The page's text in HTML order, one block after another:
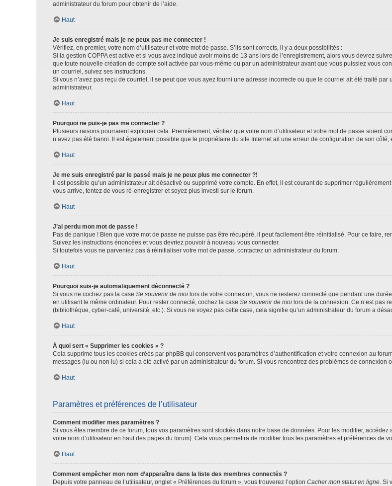
administrateur du forum pour obtenir de l’aide.
Haut
Je suis enregistré mais je ne peux pas me connecter !
Vérifiez, en premier, votre nom d’utilisateur et votre mot de passe. S’ils sont corrects, il y a deux possibilités :
Si la gestion COPPA est active et si vous avez indiqué avoir moins de 13 ans lors de l’enregistrement, alors vous devrez
que toute nouvelle création de compte soit activée par vous-même ou par un administrateur avant que vous puissiez vous
un courriel, suivez ses instructions.
Si vous n’avez pas reçu de courriel, il se peut que vous ayez fourni une adresse incorrecte ou que le courriel ait été traité
administrateur.
Haut
Pourquoi ne puis-je pas me connecter ?
Plusieurs raisons pourraient expliquer cela. Premièrement, vérifiez que votre nom d’utilisateur et votre mot de passe soient
n’avez pas été banni. Il est également possible que le propriétaire du site Internet ait une erreur de configuration de son côté,
Haut
Je me suis enregistré par le passé mais je ne peux plus me connecter ?!
Il est possible qu’un administrateur ait désactivé ou supprimé votre compte. En effet, il est courant de supprimer
vous arrive, tentez de vous ré-enregistrer et soyez plus investi sur le forum.
Haut
J’ai perdu mon mot de passe !
Pas de panique ! Bien que votre mot de passe ne puisse pas être récupéré, il peut facilement être réinitialisé. Pour ce faire,
Suivez les instructions énoncées et vous devriez pouvoir à nouveau vous connecter.
Si toutefois vous ne parveniez pas à réinitialiser votre mot de passe, contactez un administrateur du forum.
Haut
Pourquoi suis-je automatiquement déconnecté ?
Si vous ne cochez pas la case Se souvenir de moi lors de votre connexion, vous ne resterez connecté que pendant une
en utilisant le même ordinateur. Pour rester connecté, cochez la case Se souvenir de moi lors de la connexion. Ce n’est pas
(bibliothèque, cyber-café, université, etc.). Si vous ne voyez pas cette case, cela signifie qu’un administrateur du forum a
Haut
À quoi sert « Supprimer les cookies » ?
Cela supprime tous les cookies créés par phpBB qui conservent vos paramètres d’authentification et votre connexion au
messages (lu ou non lu) si cela a été activé par un administrateur du forum. Si vous rencontrez des problèmes de
Haut
Paramètres et préférences de l’utilisateur
Comment modifier mes paramètres ?
Si vous êtes membre de ce forum, tous vos paramètres sont stockés dans notre base de données. Pour les modifier, accédez
votre nom d’utilisateur en haut des pages du forum). Cela vous permettra de modifier tous les paramètres et préférences de
Haut
Comment empêcher mon nom d’apparaître dans la liste des membres connectés ?
Depuis votre panneau de l’utilisateur, onglet « Préférences du forum », vous trouverez l’option Cacher mon statut en ligne. Si